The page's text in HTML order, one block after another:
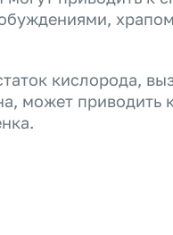
кислорода,
может приводить